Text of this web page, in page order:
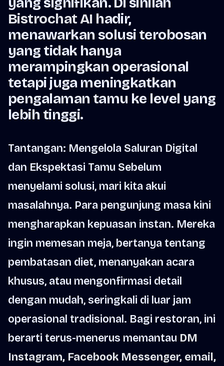
Bistrochat AI hadir,
menawarkan solusi terobosan
yang tidak hanya
merampingkan operasional
tetapi juga meningkatkan
pengalaman tamu ke level yang
lebih tinggi.
Tantangan: Mengelola Saluran Digital
dan Ekspektasi Tamu Sebelum
menyelami solusi, mari kita akui
masalahnya. Para pengunjung masa kini
mengharapkan kepuasan instan. Mereka
ingin memesan meja, bertanya tentang
pembatasan diet, menanyakan acara
khusus, atau mengonfirmasi detail
dengan mudah, seringkali di luar jam
operasional tradisional. Bagi restoran, ini
berarti terus-menerus memantau DM
Instagram, Facebook Messenger, email,